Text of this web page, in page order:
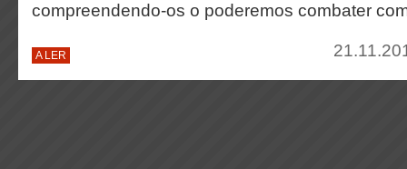
compreendendo-os o poderemos combater
A LER